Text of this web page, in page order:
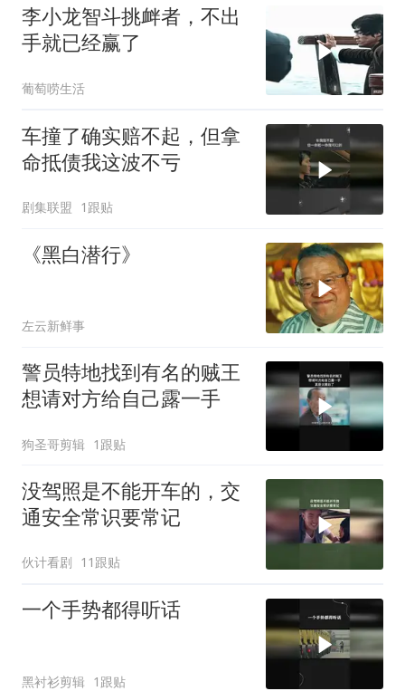
李小龙智斗挑衅者，不出
手就已经赢了
葡萄唠生活
车撞了确实赔不起，但拿
命抵债我这波不亏
剧集联盟 1跟贴
《黑白潜行》
左云新鲜事
警员特地找到有名的贼王
想请对方给自己露一手
狗圣哥剪辑 1跟贴
没驾照是不能开车的，交
通安全常识要常记
伙计看剧 11跟贴
一个手势都得听话
黑衬衫剪辑 1跟贴